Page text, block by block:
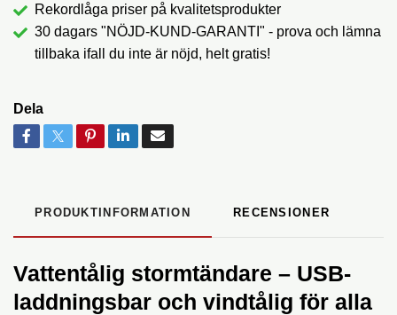
Rekordlåga priser på kvalitetsprodukter
30 dagars "NÖJD-KUND-GARANTI" - prova och lämna
tillbaka ifall du inte är nöjd, helt gratis!
Dela
PRODUKTINFORMATION RECENSIONER
Vattentålig stormtändare – USB-
laddningsbar och vindtålig för alla